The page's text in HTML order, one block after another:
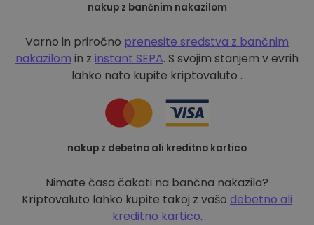
nakup z bančnim nakazilom
Varno in priročno prenesite sredstva z bančnim
nakazilom in z instant SEPA. S svojim stanjem v evrih
lahko nato kupite kriptovaluto .
nakup z debetno ali kreditno kartico
Nimate časa čakati na bančna nakazila?
Kriptovaluto lahko kupite takoj z vašo debetno ali
kreditno kartico.